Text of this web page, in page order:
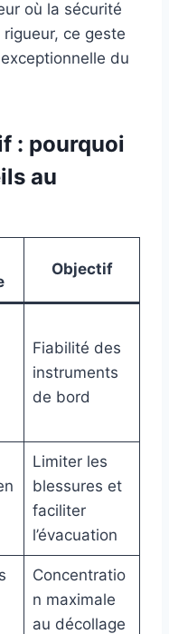
où la sécurité
rigueur, ce geste
du
: pourquoi
au
Objectif
Fiabilité des
instruments
de bord
Limiter les
blessures et
faciliter
l’évacuation
Concentratio
n maximale
au décollage